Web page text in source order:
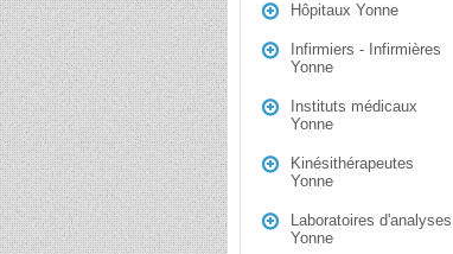
Hôpitaux Yonne
Infirmiers - Infirmières
Yonne
Instituts médicaux
Yonne
Kinésithérapeutes
Yonne
Laboratoires d'analyses
Yonne